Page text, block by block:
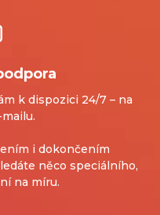
k dispozici 24/7 – na
i dokončením
něco speciálního,
na míru.